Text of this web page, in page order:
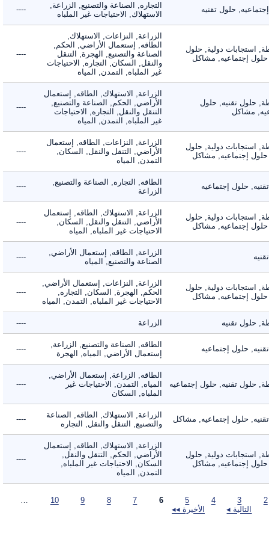
حلول تقنيه
التجاره, الصناعة والتصنيع, الزراعة,
الاستهلاك, الاحتياجات غير الملباه
----
استجابات دولية, حلول
إجتماعيه, مشاكل
الزراعة, النزاعات, الاستهلاك,
الطاقه, إستعمال الأراضي, الحكم,
الصناعة والتصنيع, الهجرة, التنقل
والنقل, السكان, التجاره, الاحتياجات
غير الملباه, التمدن, المياه
----
حلول تقنيه, حلول
مشاكل
الزراعة, الاستهلاك, الطاقه, إستعمال
الأراضي, الحكم, الصناعة والتصنيع,
التنقل والنقل, التجاره, الاحتياجات
غير الملباه, التمدن, المياه
----
استجابات دولية, حلول
إجتماعيه, مشاكل
الزراعة, النزاعات, الطاقه, إستعمال
الأراضي, التنقل والنقل, السكان,
التمدن, المياه
----
حلول إجتماعيه
الطاقه, التجاره, الصناعة والتصنيع,
الزراعة
----
استجابات دولية, حلول
إجتماعيه, مشاكل
الزراعة, الاستهلاك, الطاقه, إستعمال
الأراضي, التنقل والنقل, السكان,
الاحتياجات غير الملباه, المياه
----
الزراعة, الطاقه, إستعمال الأراضي,
الصناعة والتصنيع, المياه
----
استجابات دولية, حلول
إجتماعيه, مشاكل
الزراعة, النزاعات, إستعمال الأراضي,
الحكم, الهجرة, السكان, التجاره,
الاحتياجات غير الملباه, التمدن, المياه
----
حلول تقنيه الزراعة ----
حلول إجتماعيه
الطاقه, الصناعة والتصنيع, الزراعة,
إستعمال الأراضي, المياه, الهجرة
----
حلول تقنيه, حلول إجتماعيه
الطاقه, الزراعة, إستعمال الأراضي,
المياه, التمدن, الاحتياجات غير
الملباه, السكان
----
حلول إجتماعيه, مشاكل
الزراعة, الاستهلاك, الطاقه, الصناعة
والتصنيع, التنقل والنقل, التجاره
----
استجابات دولية, حلول
إجتماعيه, مشاكل
الزراعة, الاستهلاك, الطاقه, إستعمال
الأراضي, الحكم, التنقل والنقل,
السكان, الاحتياجات غير الملباه,
التمدن, المياه
----
التالية ◂
الأخيرة ◂◂